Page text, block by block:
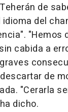
de
del
"Hemos
cabida a
de
"Cerarla
dicho.